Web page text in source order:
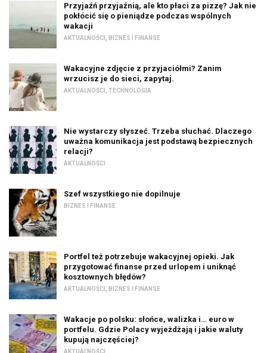
Przyjaźń przyjaźnią, ale kto płaci za pizzę? Jak nie
pokłócić się o pieniądze podczas wspólnych
wakacji
AKTUALNOŚCI BIZNES I FINANSE
Wakacyjne zdjęcie z przyjaciółmi? Zanim
wrzucisz je do sieci, zapytaj.
AKTUALNOŚCI TECHNOLOGIA
Nie wystarczy słyszeć. Trzeba słuchać. Dlaczego
uważna komunikacja jest podstawą bezpiecznych
relacji?
AKTUALNOŚCI
Szef wszystkiego nie dopilnuje
BIZNES I FINANSE
Portfel też potrzebuje wakacyjnej opieki. Jak
przygotować finanse przed urlopem i uniknąć
kosztownych błędów?
AKTUALNOŚCI BIZNES I FINANSE
Wakacje po polsku: słońce, walizka i… euro w
portfelu. Gdzie Polacy wyjeżdżają i jakie waluty
kupują najczęściej?
AKTUALNOŚCI